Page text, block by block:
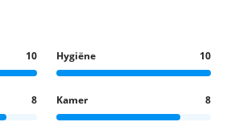
10 Hygiëne 10
8 Kamer 8